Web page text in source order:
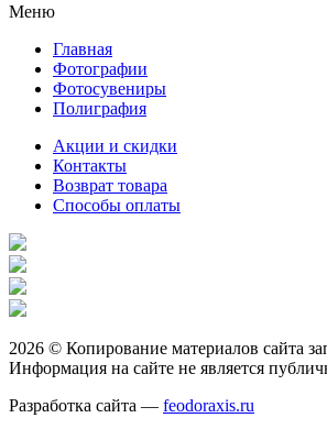
Меню
Главная
Фотографии
Фотосувениры
Полиграфия
Акции и скидки
Контакты
Возврат товара
Способы оплаты
2026 © Копирование материалов сайта
Информация на сайте не является
Разработка сайта — feodoraxis.ru